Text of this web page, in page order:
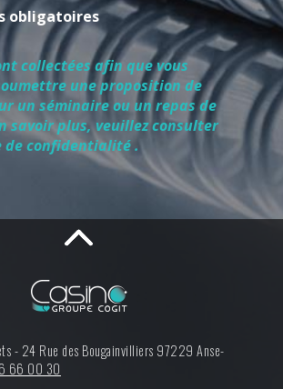
obligatoires
collectées afin que vous
une proposition de
un séminaire ou un repas de
savoir plus, veuillez consulter
confidentialité .
- 24 Rue des Bougainvilliers 97229 Anse-
66 00 30